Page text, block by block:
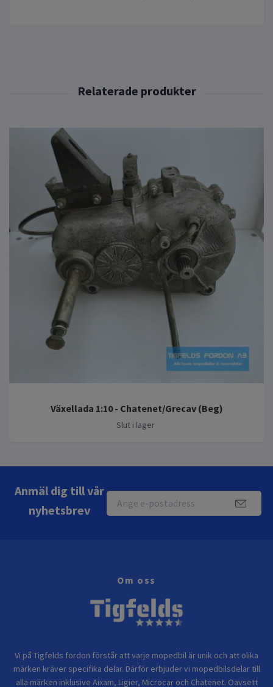
Växellada 1:10 - Chatenet/Grecav (Beg)
Slut i lager
Anmäl dig till vår
nyhetsbrev
Om oss
Vi på Tigfelds fordon förstår att varje mopedbil är unik och att olika
märken kräver specifika delar. Därför erbjuder vi mopedbilsdelar till
alla märken inklusive Aixam, Ligier, Microcar och Chatenet. Oavsett